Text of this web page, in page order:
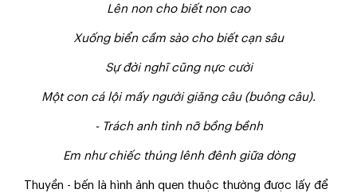
Lên non cho biết non cao
Xuống biển cầm sào cho biết cạn sâu
Sự đời nghĩ cũng nực cười
Một con cá lội mấy người giăng câu (buông câu).
- Trách anh tình nỡ bồng bềnh
Em như chiếc thúng lênh đênh giữa dòng
Thuyền - bến là hình ảnh quen thuộc thường được lấy để